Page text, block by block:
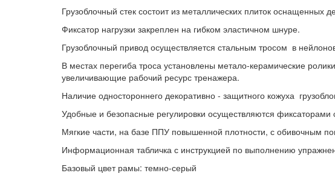
Грузоблочный стек состоит из металлических плиток
Фиксатор нагрузки закреплен на гибком эластичном шнуре.
Грузоблочный привод осуществляется стальным тросом в
В местах перегиба троса установлены метало-керамические
увеличивающие рабочий ресурс тренажера.
Наличие одностороннего декоративно - защитного кожуха
Удобные и безопасные регулировки осуществляются
Мягкие части, на базе ППУ повышенной плотности, с обивочным
Информационная табличка с инструкцией по выполнению
Базовый цвет рамы: темно-серый